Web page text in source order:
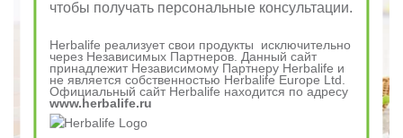
чтобы получать персональные консультации.
Herbalife реализует свои продукты исключительно
через Независимых Партнеров. Данный сайт
принадлежит Независимому Партнеру Herbalife и
не является собственностью Herbalife Europe Ltd.
Официальный сайт Herbalife находится по адресу
www.herbalife.ru